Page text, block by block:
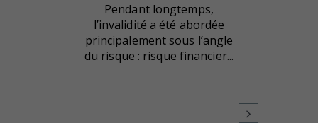
Pendant longtemps,
l’invalidité a été abordée
principalement sous l’angle
du risque : risque financier...